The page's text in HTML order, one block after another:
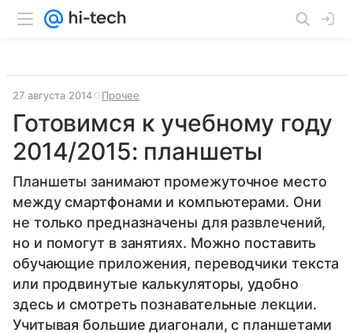
27 августа 2014 Прочее
Готовимся к учебному году
2014/2015: планшеты
Планшеты занимают промежуточное место
между смартфонами и компьютерами. Они
не только предназначены для развлечений,
но и помогут в занятиях. Можно поставить
обучающие приложения, переводчики текста
или продвинутые калькуляторы, удобно
здесь и смотреть познавательные лекции.
Учитывая большие диагонали, с планшетами